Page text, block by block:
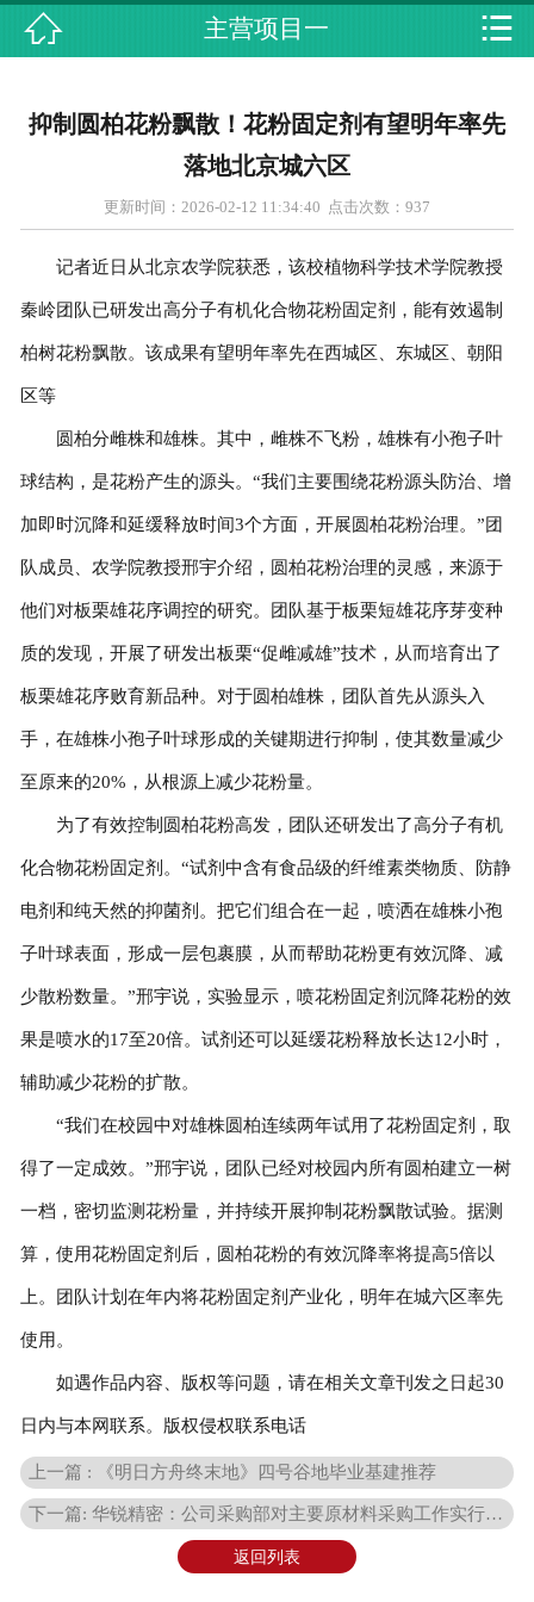
最新动态
设备展示
资质荣誉
在线留言
 主营项目一 
抑制圆柏花粉飘散！花粉固定剂有望明年率先
落地北京城六区
更新时间：2026-02-12 11:34:40 点击次数： 937
记者近日从北京农学院获悉，该校植物科学技术学院教授
秦岭团队已研发出高分子有机化合物花粉固定剂，能有效遏制
柏树花粉飘散。该成果有望明年率先在西城区、东城区、朝阳
区等
圆柏分雌株和雄株。其中，雌株不飞粉，雄株有小孢子叶
球结构，是花粉产生的源头。“我们主要围绕花粉源头防治、增
加即时沉降和延缓释放时间3个方面，开展圆柏花粉治理。”团
队成员、农学院教授邢宇介绍，圆柏花粉治理的灵感，来源于
他们对板栗雄花序调控的研究。团队基于板栗短雄花序芽变种
质的发现，开展了研发出板栗“促雌减雄”技术，从而培育出了
板栗雄花序败育新品种。对于圆柏雄株，团队首先从源头入
手，在雄株小孢子叶球形成的关键期进行抑制，使其数量减少
至原来的20%，从根源上减少花粉量。
为了有效控制圆柏花粉高发，团队还研发出了高分子有机
化合物花粉固定剂。“试剂中含有食品级的纤维素类物质、防静
电剂和纯天然的抑菌剂。把它们组合在一起，喷洒在雄株小孢
子叶球表面，形成一层包裹膜，从而帮助花粉更有效沉降、减
少散粉数量。”邢宇说，实验显示，喷花粉固定剂沉降花粉的效
果是喷水的17至20倍。试剂还可以延缓花粉释放长达12小时，
辅助减少花粉的扩散。
“我们在校园中对雄株圆柏连续两年试用了花粉固定剂，取
得了一定成效。”邢宇说，团队已经对校园内所有圆柏建立一树
一档，密切监测花粉量，并持续开展抑制花粉飘散试验。据测
算，使用花粉固定剂后，圆柏花粉的有效沉降率将提高5倍以
上。团队计划在年内将花粉固定剂产业化，明年在城六区率先
使用。
如遇作品内容、版权等问题，请在相关文章刊发之日起30
日内与本网联系。版权侵权联系电话
上一篇 : 《明日方舟终末地》四号谷地毕业基建推荐
下一篇: 华锐精密：公司采购部对主要原材料采购工作实行统一管理
返回列表